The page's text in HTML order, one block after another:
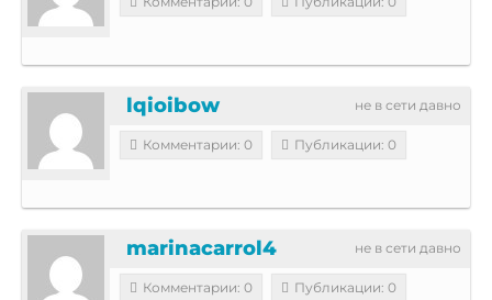
не в сети давно
lqioibow
Комментарии: 0 Публикации: 0
не в сети давно
marinacarrol4
Комментарии: 0 Публикации: 0